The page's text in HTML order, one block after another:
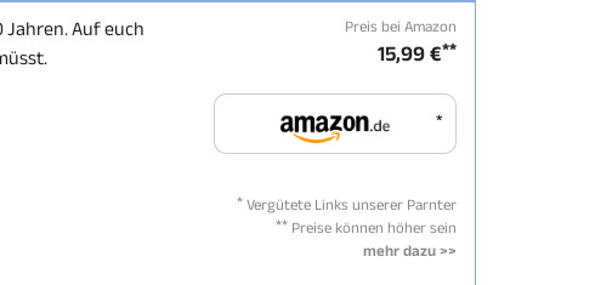
Jahren. Auf euch
Preis bei Amazon
15,99 €**
*
* Vergütete Links unserer Parnter
** Preise können höher sein
mehr dazu >>